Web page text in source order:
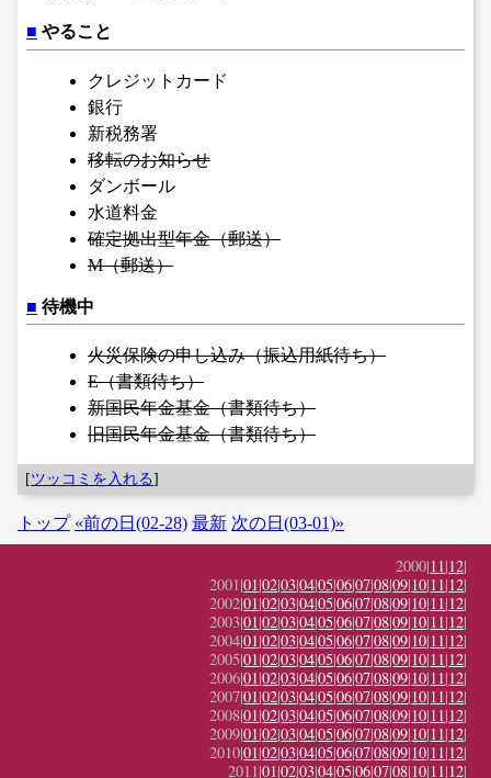
■ やること
クレジットカード
銀行
新税務署
移転のお知らせ
ダンボール
水道料金
確定拠出型年金（郵送）
M（郵送）
■ 待機中
火災保険の申し込み（振込用紙待ち）
E（書類待ち）
新国民年金基金（書類待ち）
旧国民年金基金（書類待ち）
[ツッコミを入れる]
トップ «前の日(02-28) 最新 次の日(03-01)»
2000|11|12|
2001|01|02|03|04|05|06|07|08|09|10|11|12|
2002|01|02|03|04|05|06|07|08|09|10|11|12|
2003|01|02|03|04|05|06|07|08|09|10|11|12|
2004|01|02|03|04|05|06|07|08|09|10|11|12|
2005|01|02|03|04|05|06|07|08|09|10|11|12|
2006|01|02|03|04|05|06|07|08|09|10|11|12|
2007|01|02|03|04|05|06|07|08|09|10|11|12|
2008|01|02|03|04|05|06|07|08|09|10|11|12|
2009|01|02|03|04|05|06|07|08|09|10|11|12|
2010|01|02|03|04|05|06|07|08|09|10|11|12|
2011|01|02|03|04|05|06|07|08|10|11|12|